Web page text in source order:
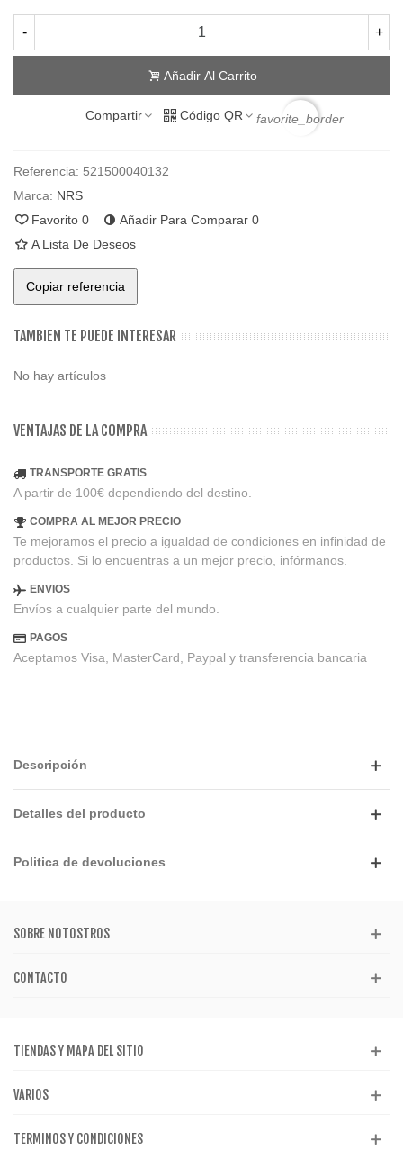
- +
Añadir Al Carrito
Compartir Código QR favorite_border
Referencia: 521500040132
Marca: NRS
Favorito 0 Añadir Para Comparar 0
A Lista De Deseos
Copiar referencia
TAMBIEN TE PUEDE INTERESAR
No hay artículos
VENTAJAS DE LA COMPRA
TRANSPORTE GRATIS
A partir de 100€ dependiendo del destino.
COMPRA AL MEJOR PRECIO
Te mejoramos el precio a igualdad de condiciones en infinidad de
productos. Si lo encuentras a un mejor precio, infórmanos.
ENVIOS
Envíos a cualquier parte del mundo.
PAGOS
Aceptamos Visa, MasterCard, Paypal y transferencia bancaria
Descripción
Detalles del producto
Politica de devoluciones
SOBRE NOTOSTROS
CONTACTO
TIENDAS Y MAPA DEL SITIO
VARIOS
TERMINOS Y CONDICIONES